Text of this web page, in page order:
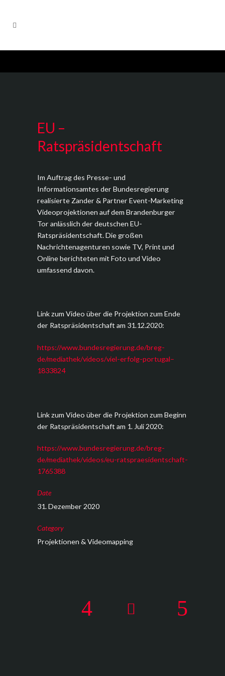
EU –
Ratspräsidentschaft
Im Auftrag des Presse- und
Informationsamtes der Bundesregierung
realisierte Zander & Partner Event-Marketing
Videoprojektionen auf dem Brandenburger
Tor anlässlich der deutschen EU-
Ratspräsidentschaft. Die großen
Nachrichtenagenturen sowie TV, Print und
Online berichteten mit Foto und Video
umfassend davon.
Link zum Video über die Projektion zum Ende
der Ratspräsidentschaft am 31.12.2020:
https://www.bundesregierung.de/breg-
de/mediathek/videos/viel-erfolg-portugal–
1833824
Link zum Video über die Projektion zum Beginn
der Ratspräsidentschaft am 1. Juli 2020:
https://www.bundesregierung.de/breg-
de/mediathek/videos/eu-ratspraesidentschaft-
1765388
Date
31. Dezember 2020
Category
Projektionen & Videomapping